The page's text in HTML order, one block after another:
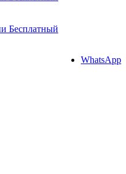
Бесплатный
WhatsApp